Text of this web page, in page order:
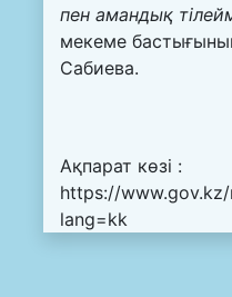
пен амандық
мекеме
Сабиева.
Ақпарат көзі :
https://
lang=kk